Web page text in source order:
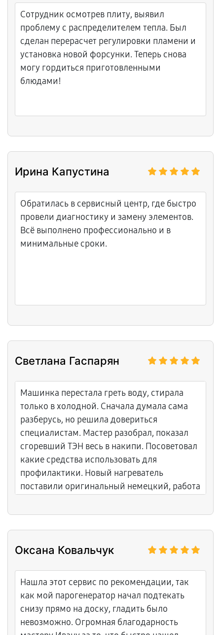
Сотрудник осмотрев плиту, выявил
проблему с распределителем тепла. Был
сделан перерасчет регулировки пламени и
установка новой форсунки. Теперь снова
могу гордиться приготовленными
блюдами!
Ирина Капустина
Обратилась в сервисный центр, где быстро
провели диагностику и замену элементов.
Всё выполнено профессионально и в
минимальные сроки.
Светлана Гаспарян
Машинка перестала греть воду, стирала
только в холодной. Сначала думала сама
разберусь, но решила довериться
специалистам. Мастер разобрал, показал
сгоревший ТЭН весь в накипи. Посоветовал
какие средства использовать для
профилактики. Новый нагреватель
поставили оригинальный немецкий, работа
попросила проверить при мне - включили
Приятно работать с адекватными людьми.
Оксана Ковальчук
Нашла этот сервис по рекомендации, так
как мой парогенератор начал подтекать
снизу прямо на доску, гладить было
невозможно. Огромная благодарность